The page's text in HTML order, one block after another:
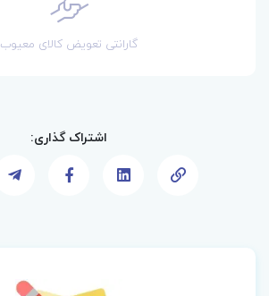
گارانتی تعویض کالای معیوب
اشتراک گذاری: